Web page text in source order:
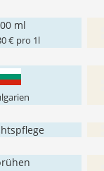
ml
€ pro 1l